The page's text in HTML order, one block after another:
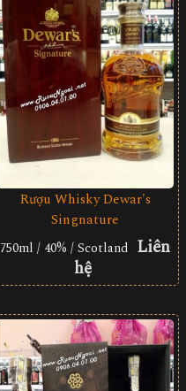
Rượu Whisky Dewar's
Singnature
750ml / 40% / Scotland Liên
hệ